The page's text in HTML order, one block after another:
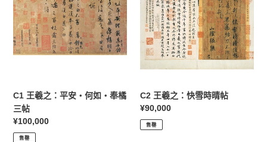
之：
平
安・
何
三
帖
C1 王羲之：平安・何如・奉橘
三帖
定
價
¥100,000
售罄
之：
快
雪
時
晴
C2 王羲之：快雪時晴帖
定
價
¥90,000
售罄